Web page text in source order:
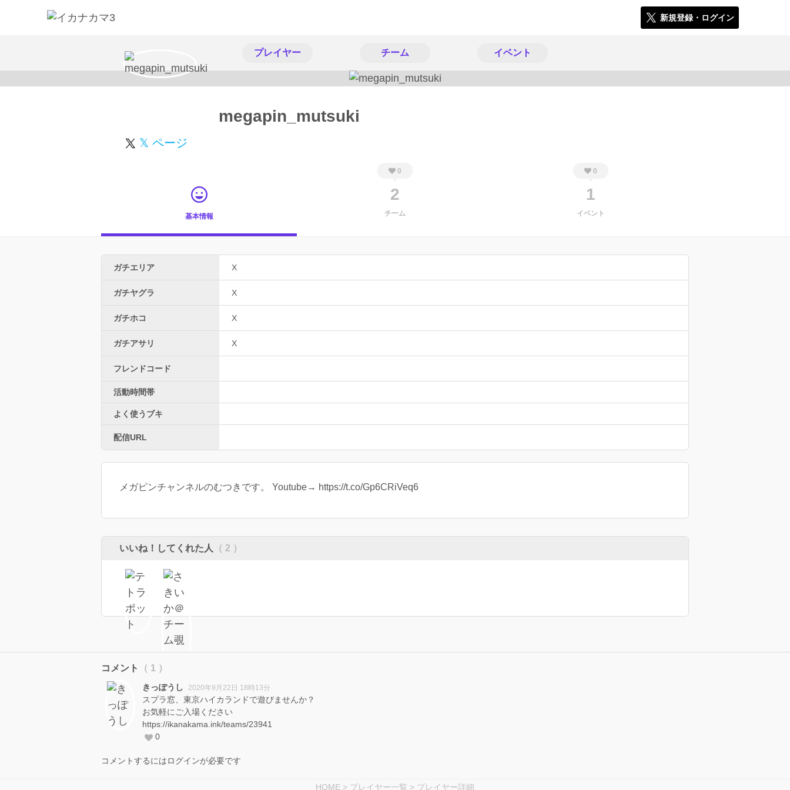
新規登録・ログイン
プレイヤー チーム イベント
megapin_mutsuki
𝕏 ページ
基本情報
0
2
チーム
0
1
イベント
ガチエリア X
ガチヤグラ X
ガチホコ X
ガチアサリ X
フレンドコード
活動時間帯
よく使うブキ
配信URL
メガピンチャンネルのむつきです。 Youtube→ https://t.co/Gp6CRiVeq6
いいね！してくれた人 （ 2 ）
コメント （ 1 ）
きっぽうし 2020年9月22日 18時13分
スプラ窓、東京ハイカランドで遊びませんか？
お気軽にご入場ください
https://ikanakama.ink/teams/23941
0
コメントするにはログインが必要です
HOME > プレイヤー一覧 > プレイヤー詳細